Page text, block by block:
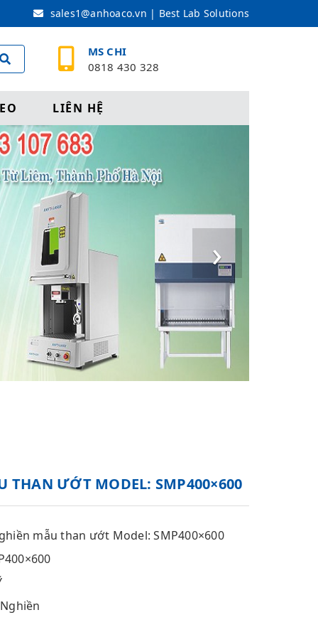
sales1@anhoaco.vn | Best Lab Solutions
MS CHI
0818 430 328
LIÊN HỆ
›
THAN ƯỚT MODEL: SMP400×600
mẫu than ướt Model: SMP400×600